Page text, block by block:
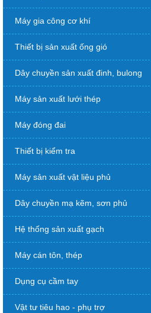
Máy gia công cơ khí
Thiết bị sản xuất ống gió
Dây chuyền sản xuất đinh, bulong
Máy sản xuất lưới thép
Máy đóng đai
Thiết bị kiểm tra
Máy sản xuất vật liệu phủ
Dây chuyền mạ kẽm, sơn phủ
Hệ thống sản xuất gạch
Máy cán tôn, thép
Dụng cụ cầm tay
Vật tư tiêu hao - phụ trợ